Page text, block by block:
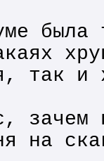
так и
зачем
на